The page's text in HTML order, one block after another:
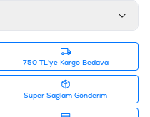
8,00%
5,00%
2,00%
82,0%
750 TL'ye Kargo Bedava
Süper Sağlam Gönderim